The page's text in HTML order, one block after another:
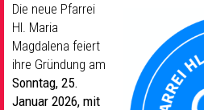
Sakramente & Feste
Gemeinschaft & Soziales
Musik& Kultur
Die neue Pfarrei
Hl. Maria
Magdalena feiert
ihre Gründung am
Sonntag, 25.
Januar 2026, mit